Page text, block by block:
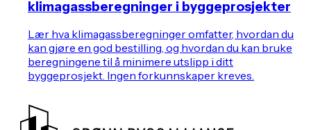
klimagassberegninger i byggeprosjekter
Lær hva klimagassberegninger omfatter, hvordan du
kan gjøre en god bestilling, og hvordan du kan bruke
beregningene til å minimere utslipp i ditt
byggeprosjekt. Ingen forkunnskaper kreves.